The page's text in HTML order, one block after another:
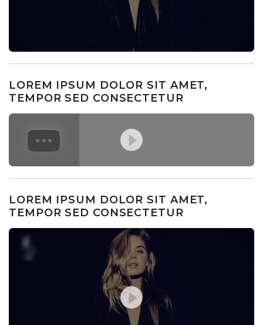
LOREM IPSUM DOLOR SIT AMET,
TEMPOR SED CONSECTETUR
LOREM IPSUM DOLOR SIT AMET,
TEMPOR SED CONSECTETUR